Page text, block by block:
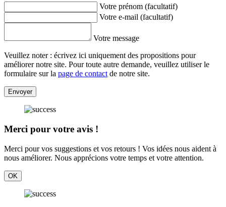
Votre prénom (facultatif)
Votre e-mail (facultatif)
Votre message
Veuillez noter : écrivez ici uniquement des propositions pour
améliorer notre site. Pour toute autre demande, veuillez utiliser le
formulaire sur la page de contact de notre site.
Envoyer
Merci pour votre avis !
Merci pour vos suggestions et vos retours ! Vos idées nous aident à
nous améliorer. Nous apprécions votre temps et votre attention.
OK